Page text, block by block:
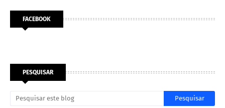
FACEBOOK
PESQUISAR